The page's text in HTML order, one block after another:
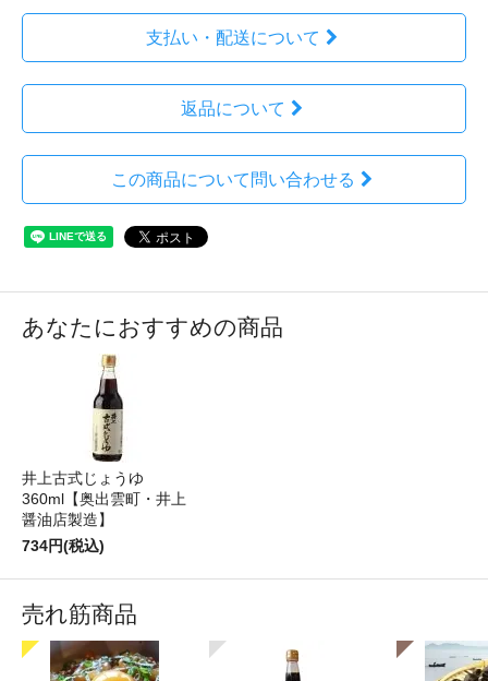
支払い・配送について
返品について
この商品について問い合わせる
あなたにおすすめの商品
井上古式じょうゆ
360ml【奥出雲町・井上
醤油店製造】
734円(税込)
売れ筋商品